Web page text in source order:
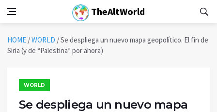
TheAltWorld
HOME /WORLD /Se despliega un nuevo mapa geopolítico. El fin de
Siria (y de “Palestina” por ahora)
WORLD
Se despliega un nuevo mapa